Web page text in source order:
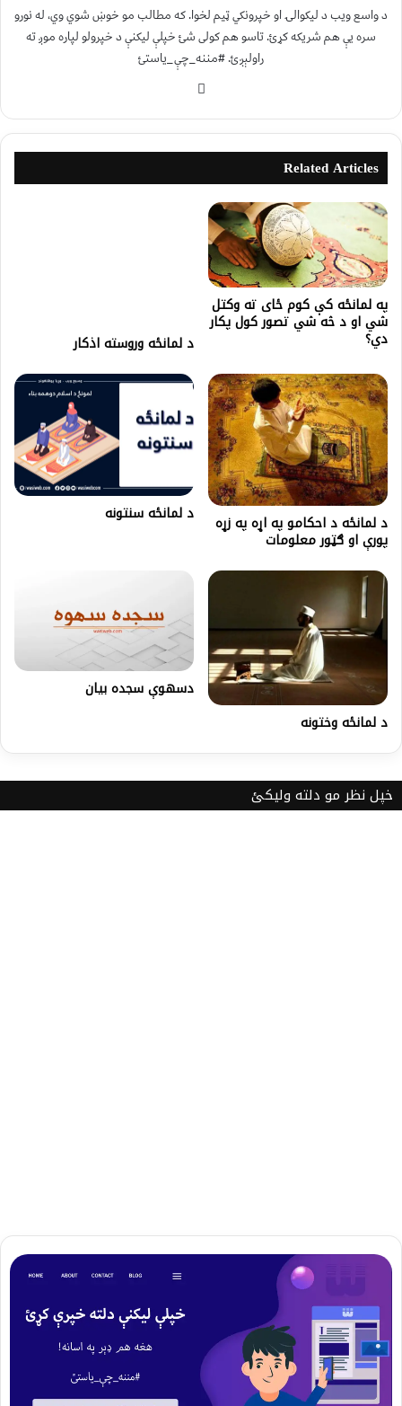
د واسع ویب د لیکوالۍ او خپرونکي ټیم لخوا. که مطالب مو خوښ شوي وي، له نورو
سره یې هم شریکه کړئ. تاسو هم کولی شئ خپلې لیکنې د خپرولو لپاره موږ ته
راولېږئ. #مننه_چې_یاستئ
Related Articles
په لمانځه کې کوم ځای ته وکتل
شي او د څه شي تصور کول پکار
دي؟ د لمانځه وروسته اذکار
د لمانځه د احکامو په اړه په زړه
پورې او ګټور معلومات
د لمانځه سنتونه
د لمانځه وختونه
دسهوې سجده بیان
خپل نظر مو دلته ولیکئ